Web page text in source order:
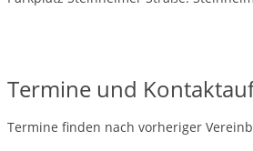
Termine und
Termine finden nach vorheriger